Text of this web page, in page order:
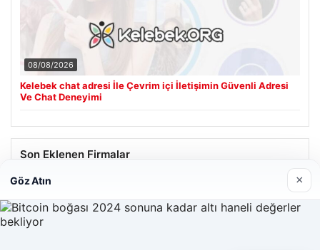
08/08/2026
Kelebek chat adresi İle Çevrim içi İletişimin Güvenli Adresi
Ve Chat Deneyimi
Son Eklenen Firmalar
Hastaş Beton
26/05/2026
Göz Atın ×